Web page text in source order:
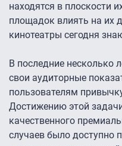
находятся в плоскости
площадок влиять на их
кинотеатры сегодня
В последние несколько
свои аудиторные
пользователям
Достижению этой
качественного
случаев было доступно